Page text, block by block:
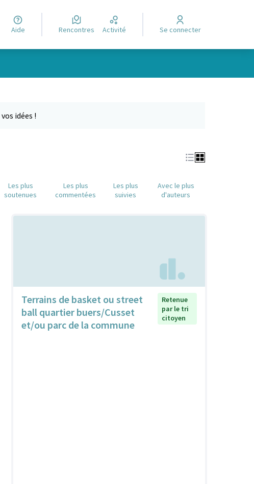
Aide Rencontres Activité Se connecter
idées !
Les plus
soutenues
Les plus
commentées
Les plus
suivies
Avec le plus
d'auteurs
Terrains de basket ou street
ball quartier buers/Cusset
et/ou parc de la commune
Retenue
par le tri
citoyen